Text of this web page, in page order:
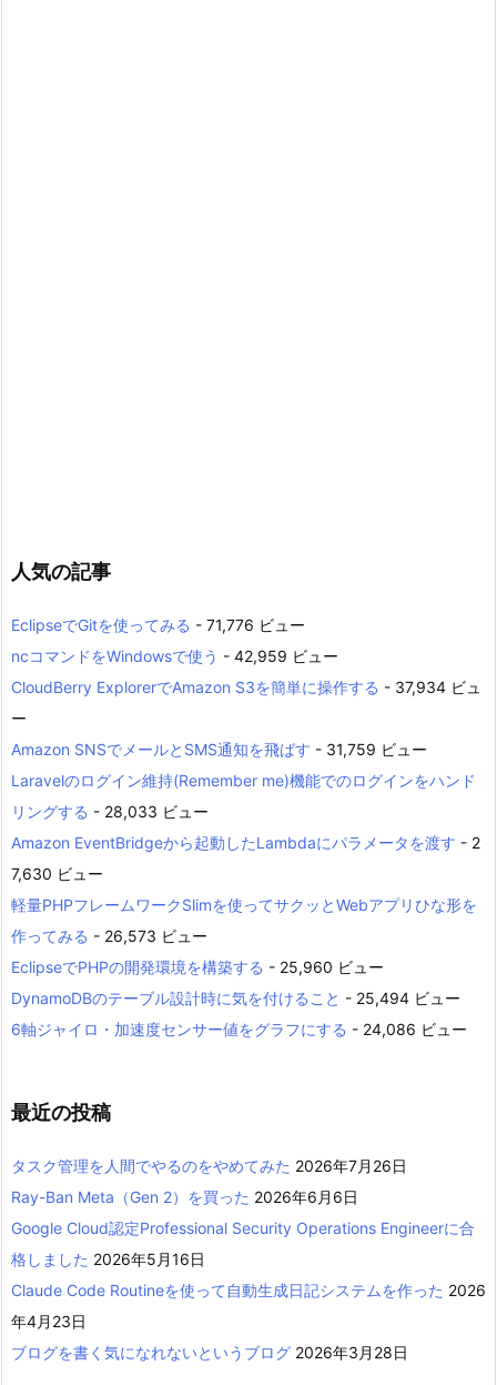
人気の記事
EclipseでGitを使ってみる - 71,776 ビュー
ncコマンドをWindowsで使う - 42,959 ビュー
CloudBerry ExplorerでAmazon S3を簡単に操作する - 37,934 ビュ
ー
Amazon SNSでメールとSMS通知を飛ばす - 31,759 ビュー
Laravelのログイン維持(Remember me)機能でのログインをハンド
リングする - 28,033 ビュー
Amazon EventBridgeから起動したLambdaにパラメータを渡す - 2
7,630 ビュー
軽量PHPフレームワークSlimを使ってサクッとWebアプリひな形を
作ってみる - 26,573 ビュー
EclipseでPHPの開発環境を構築する - 25,960 ビュー
DynamoDBのテーブル設計時に気を付けること - 25,494 ビュー
6軸ジャイロ・加速度センサー値をグラフにする - 24,086 ビュー
最近の投稿
タスク管理を人間でやるのをやめてみた 2026年7月26日
Ray-Ban Meta（Gen 2）を買った 2026年6月6日
Google Cloud認定Professional Security Operations Engineerに合
格しました 2026年5月16日
Claude Code Routineを使って自動生成日記システムを作った 2026
年4月23日
ブログを書く気になれないというブログ 2026年3月28日